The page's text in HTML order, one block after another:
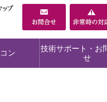
交通・キャンパスマッ
サイトマップ
ン
技術サポート・お
せ